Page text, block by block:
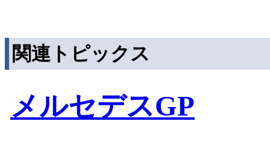
関連トピックス
メルセデスGP